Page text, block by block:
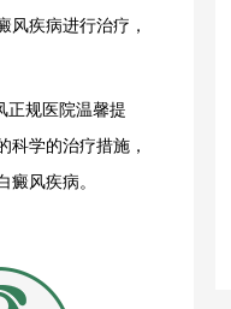
风疾病进行治疗，
规医院温馨提
科学的治疗措施，
风疾病。